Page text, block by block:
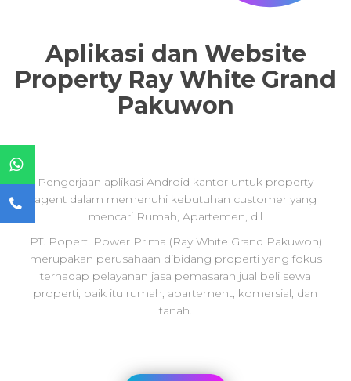
Aplikasi dan Website
Property Ray White Grand
Pakuwon
Pengerjaan aplikasi Android kantor untuk property
agent dalam memenuhi kebutuhan customer yang
mencari Rumah, Apartemen, dll
PT. Poperti Power Prima (Ray White Grand Pakuwon)
merupakan perusahaan dibidang properti yang fokus
terhadap pelayanan jasa pemasaran jual beli sewa
properti, baik itu rumah, apartement, komersial, dan
tanah.